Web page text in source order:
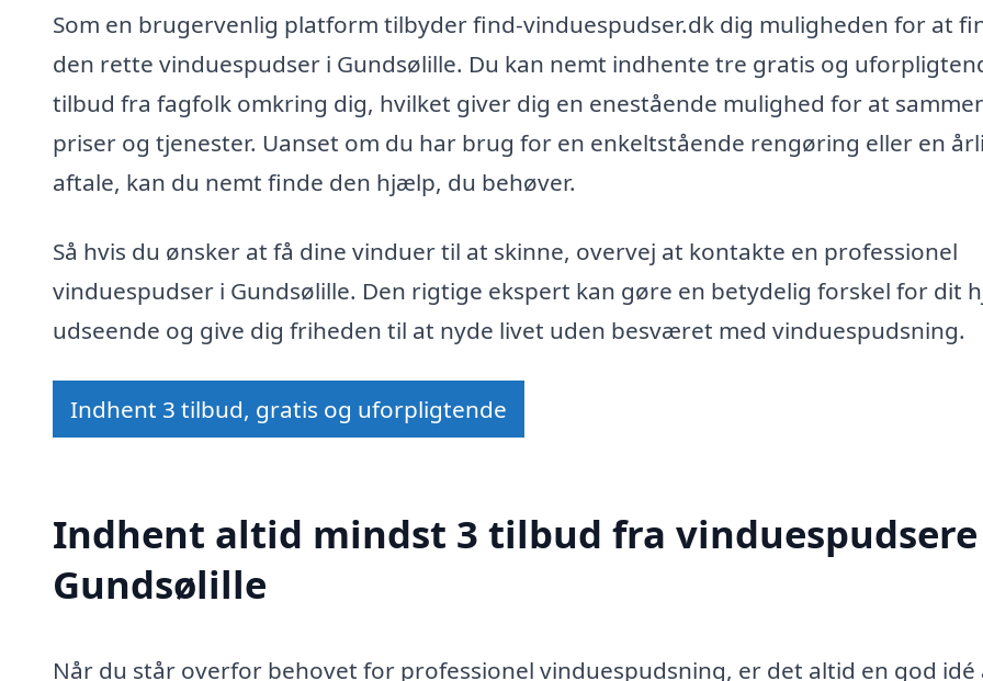
Som en brugervenlig platform tilbyder find-vinduespudser.dk dig muligheden for at
den rette vinduespudser i Gundsølille. Du kan nemt indhente tre gratis og
tilbud fra fagfolk omkring dig, hvilket giver dig en enestående mulighed for at
priser og tjenester. Uanset om du har brug for en enkeltstående rengøring eller en
aftale, kan du nemt finde den hjælp, du behøver.
Så hvis du ønsker at få dine vinduer til at skinne, overvej at kontakte en professionel
vinduespudser i Gundsølille. Den rigtige ekspert kan gøre en betydelig forskel for dit
udseende og give dig friheden til at nyde livet uden besværet med vinduespudsning.
Indhent 3 tilbud, gratis og uforpligtende
Indhent altid mindst 3 tilbud fra
Gundsølille
Når du står overfor behovet for professionel vinduespudsning, er det altid en god idé